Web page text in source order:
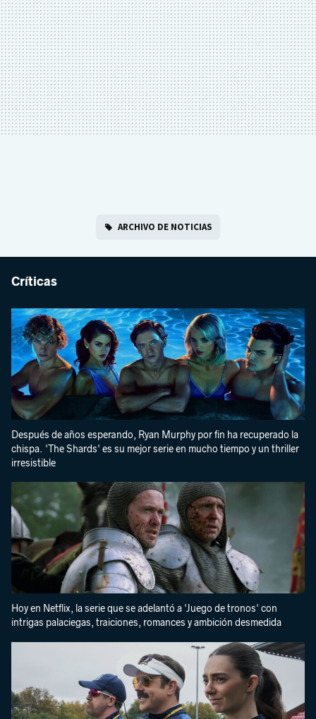
ARCHIVO DE NOTICIAS
Críticas
Después de años esperando, Ryan Murphy por fin ha recuperado la
chispa. 'The Shards' es su mejor serie en mucho tiempo y un thriller
irresistible
Hoy en Netflix, la serie que se adelantó a 'Juego de tronos' con
intrigas palaciegas, traiciones, romances y ambición desmedida